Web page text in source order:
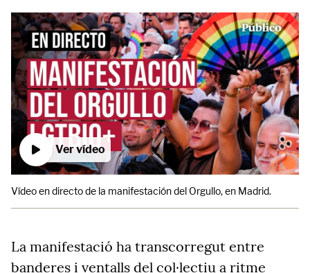
Ver vídeo
Vídeo en directo de la manifestación del Orgullo, en Madrid.
La manifestació ha transcorregut entre
banderes i ventalls del col·lectiu a ritme